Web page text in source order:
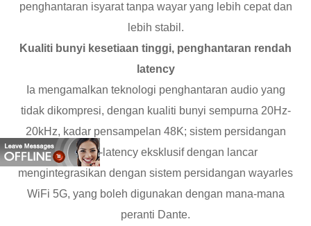
penghantaran isyarat tanpa wayar yang lebih cepat dan
lebih stabil.
Kualiti bunyi kesetiaan tinggi, penghantaran rendah
latency
Ia mengamalkan teknologi penghantaran audio yang
tidak dikompresi, dengan kualiti bunyi sempurna 20Hz-
20kHz, kadar pensampelan 48K; sistem persidangan
Dante no-latency eksklusif dengan lancar
mengintegrasikan dengan sistem persidangan wayarles
WiFi 5G, yang boleh digunakan dengan mana-mana
peranti Dante.